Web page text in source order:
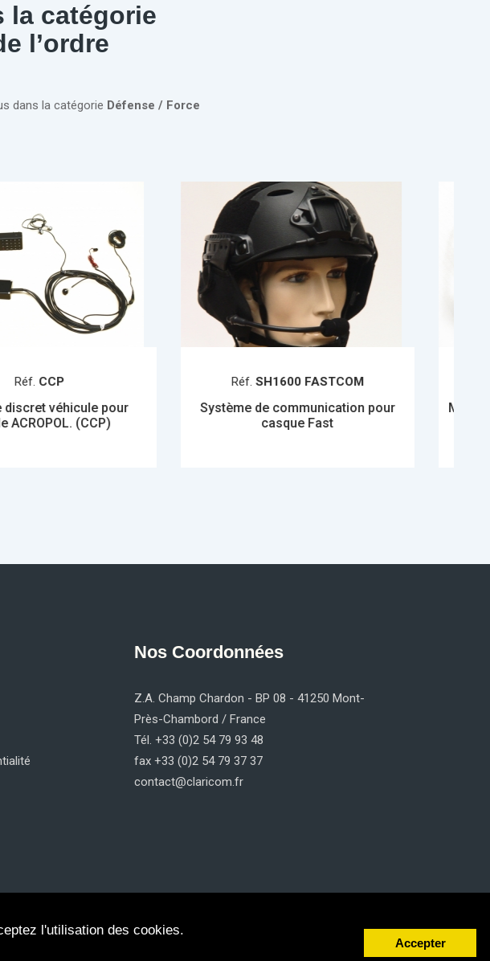
l'utilisation des cookies.
Accepter
la catégorie
l’ordre
dans la catégorie Défense / Force
Réf.
Système de communication pour
casque Fast
Réf.EM-LS 360 TPH700
Microphone-main avec Haut-parleur
Nos Coordonnées
Z.A. Champ Chardon - BP 08 - 41250 Mont-
Près-Chambord / France
Tél. +33 (0)2 54 79 93 48
fax +33 (0)2 54 79 37 37
contact@claricom.fr